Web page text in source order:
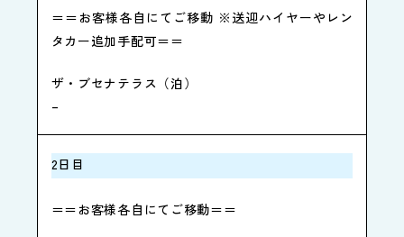
＝＝お客様各自にてご移動 ※送迎ハイヤーやレン
タカー追加手配可＝＝
ザ・ブセナテラス（泊）
–
2日目
＝＝お客様各自にてご移動＝＝